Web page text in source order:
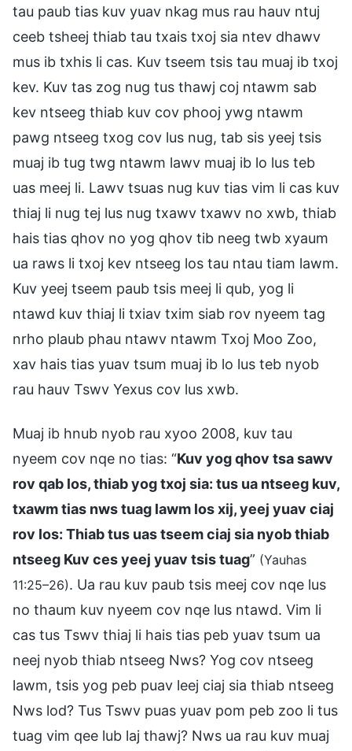
tau paub tias kuv yuav nkag mus rau hauv ntuj
ceeb tsheej thiab tau txais txoj sia ntev dhawv
mus ib txhis li cas. Kuv tseem tsis tau muaj ib txoj
kev. Kuv tas zog nug tus thawj coj ntawm sab
kev ntseeg thiab kuv cov phooj ywg ntawm
pawg ntseeg txog cov lus nug, tab sis yeej tsis
muaj ib tug twg ntawm lawv muaj ib lo lus teb
uas meej li. Lawv tsuas nug kuv tias vim li cas kuv
thiaj li nug tej lus nug txawv txawv no xwb, thiab
hais tias qhov no yog qhov tib neeg twb xyaum
ua raws li txoj kev ntseeg los tau ntau tiam lawm.
Kuv yeej tseem paub tsis meej li qub, yog li
ntawd kuv thiaj li txiav txim siab rov nyeem tag
nrho plaub phau ntawv ntawm Txoj Moo Zoo,
xav hais tias yuav tsum muaj ib lo lus teb nyob
rau hauv Tswv Yexus cov lus xwb.
Muaj ib hnub nyob rau xyoo 2008, kuv tau
nyeem cov nqe no tias: “Kuv yog qhov tsa sawv
rov qab los, thiab yog txoj sia: tus ua ntseeg kuv,
txawm tias nws tuag lawm los xij, yeej yuav ciaj
rov los: Thiab tus uas tseem ciaj sia nyob thiab
ntseeg Kuv ces yeej yuav tsis tuag” (Yauhas
11:25–26). Ua rau kuv paub tsis meej cov nqe lus
no thaum kuv nyeem cov nqe lus ntawd. Vim li
cas tus Tswv thiaj li hais tias peb yuav tsum ua
neej nyob thiab ntseeg Nws? Yog cov ntseeg
lawm, tsis yog peb puav leej ciaj sia thiab ntseeg
Nws lod? Tus Tswv puas yuav pom peb zoo li tus
tuag vim qee lub laj thawj? Nws ua rau kuv muaj